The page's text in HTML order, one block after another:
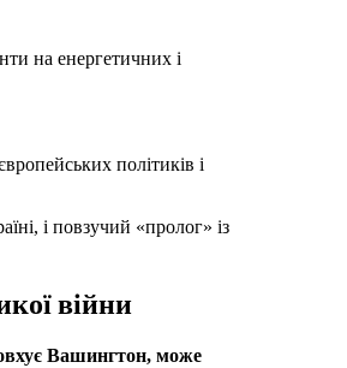
на енергетичних і
політиків і
і повзучий «пролог» із
війни
Вашингтон, може